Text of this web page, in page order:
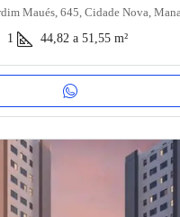
Maués, 645, Cidade Nova,
1 44,82 a 51,55 m²